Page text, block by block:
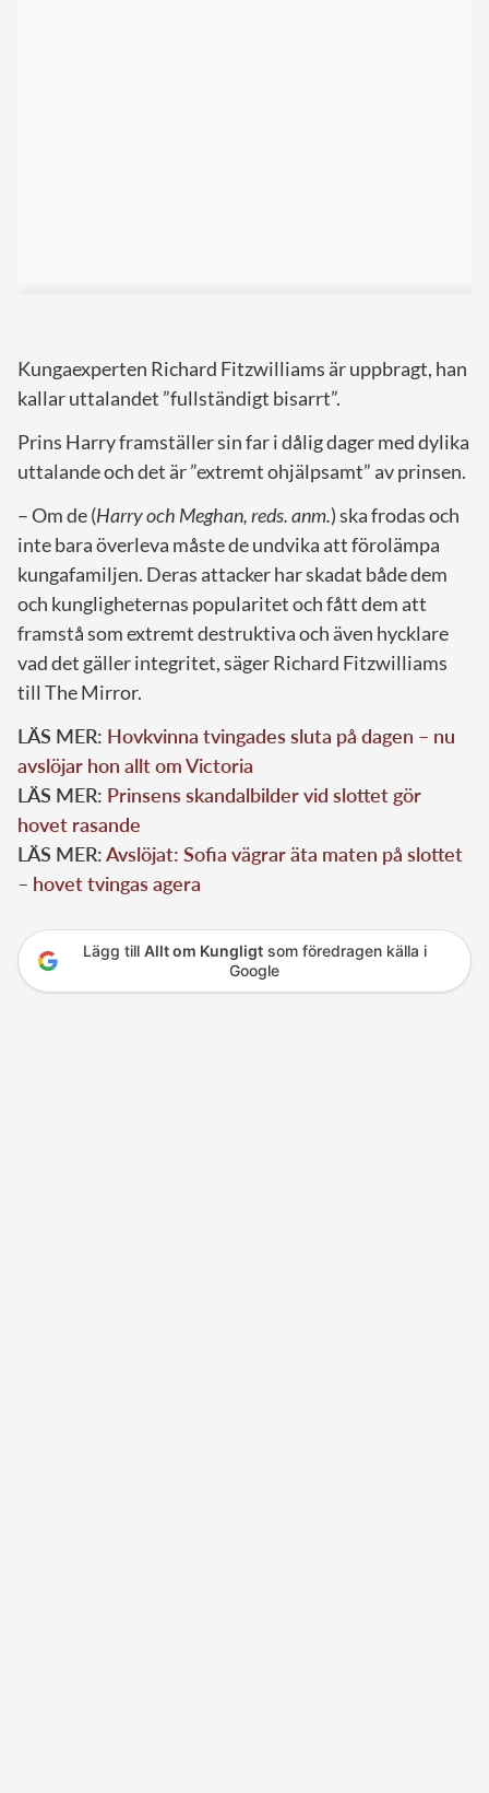
Kungaexperten Richard Fitzwilliams är uppbragt, han
kallar uttalandet ”fullständigt bisarrt”.
Prins Harry framställer sin far i dålig dager med dylika
uttalande och det är ”extremt ohjälpsamt” av prinsen.
– Om de (Harry och Meghan, reds. anm.) ska frodas och
inte bara överleva måste de undvika att förolämpa
kungafamiljen. Deras attacker har skadat både dem
och kungligheternas popularitet och fått dem att
framstå som extremt destruktiva och även hycklare
vad det gäller integritet, säger Richard Fitzwilliams
till The Mirror.
LÄS MER: Hovkvinna tvingades sluta på dagen – nu
avslöjar hon allt om Victoria
LÄS MER: Prinsens skandalbilder vid slottet gör
hovet rasande
LÄS MER:Avslöjat: Sofia vägrar äta maten på slottet
– hovet tvingas agera
Lägg till Allt om Kungligtsom föredragen källa i
Google